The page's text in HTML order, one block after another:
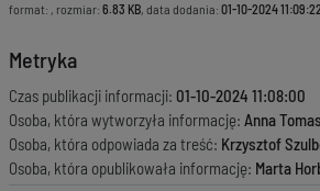
format: , rozmiar: 6.83 KB, data dodania: 01-10-2024 11:09:22
Metryka
Czas publikacji informacji: 01-10-2024 11:08:00
Osoba, która wytworzyła informację: Anna
Osoba, która odpowiada za treść: Krzysztof
Osoba, która opublikowała informację: Marta